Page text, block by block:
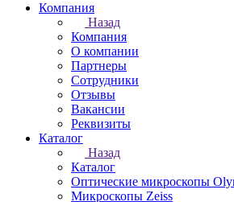
Компания
Назад
Компания
О компании
Партнеры
Сотрудники
Отзывы
Вакансии
Реквизиты
Каталог
Назад
Каталог
Оптические микроскопы
Микроскопы Zeiss